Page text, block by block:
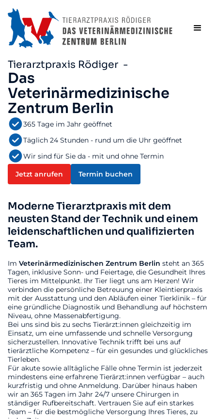
Tierarztpraxis Rödiger -
Das
Veterinärmedizinische
Zentrum Berlin
365 Tage im Jahr geöffnet
Täglich 24 Stunden - rund um die Uhr geöffnet
Wir sind für Sie da - mit und ohne Termin
Jetzt anrufen Termin buchen
Moderne Tierarztpraxis mit dem
neusten Stand der Technik und einem
leidenschaftlichen und qualifizierten
Team.
Im Veterinärmedizinischen Zentrum Berlin steht an 365
Tagen, inklusive Sonn- und Feiertage, die Gesundheit Ihres
Tieres im Mittelpunkt. Ihr Tier liegt uns am Herzen! Wir
verbinden die persönliche Betreuung einer Kleintierpraxis
mit der Ausstattung und den Abläufen einer Tierklinik – für
eine gründliche Diagnostik und Behandlung auf höchstem
Niveau, ohne Massenabfertigung.
Bei uns sind bis zu sechs Tierärzt:innen gleichzeitig im
Einsatz, um eine umfassende und schnelle Versorgung
sicherzustellen. Innovative Technik trifft bei uns auf
tierärztliche Kompetenz – für ein gesundes und glückliches
Tierleben.
Für akute sowie alltägliche Fälle ohne Termin ist jederzeit
mindestens eine erfahrene Tierärzt:innen verfügbar – auch
kurzfristig und ohne Anmeldung. Darüber hinaus haben
wir an 365 Tagen im Jahr 24/7 unsere Chirurgen in
ständiger Rufbereitschaft. Vertrauen Sie auf ein starkes
Team – für die bestmögliche Versorgung Ihres Tieres, zu